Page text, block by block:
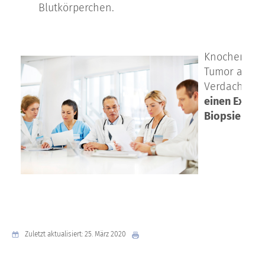
Blutkörperchen.
Tumor auf
einen
Biopsie
Zuletzt aktualisiert: 25. März 2020